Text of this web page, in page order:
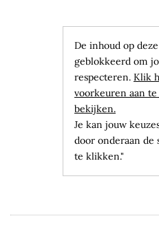
De inhoud op
geblokkeerd om
respecteren. Klik
voorkeuren aan
bekijken.
Je kan jouw
door onderaan
te klikken."